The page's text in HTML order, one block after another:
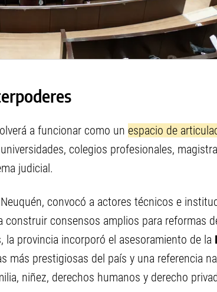
a funcionar como un espacio de
colegios profesionales,
judicial.
convocó a actores técnicos e
consensos amplios para reformas
la provincia incorporó el asesoramiento de la
más prestigiosas del país y una referencia
niñez, derechos humanos y derecho